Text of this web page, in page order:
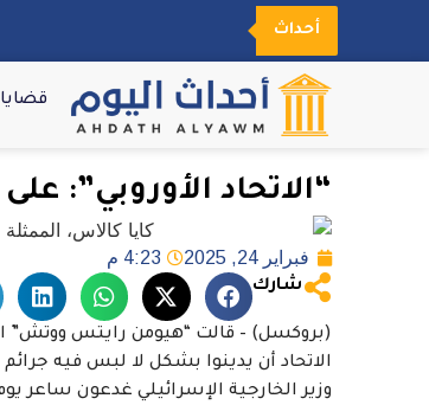
أحداث
قضايا
“الاتحاد الأوروبي”:
فبراير 24, 2025 4:23 م
شارك
(بروكسل) – قالت “هيومن رايتس ووتش”
الاتحاد أن يدينوا بشكل لا لبس فيه جرائم
وزير الخارجية الإسرائيلي غدعون ساعر يوم 24 فبراير/شباط 2025 ضمن